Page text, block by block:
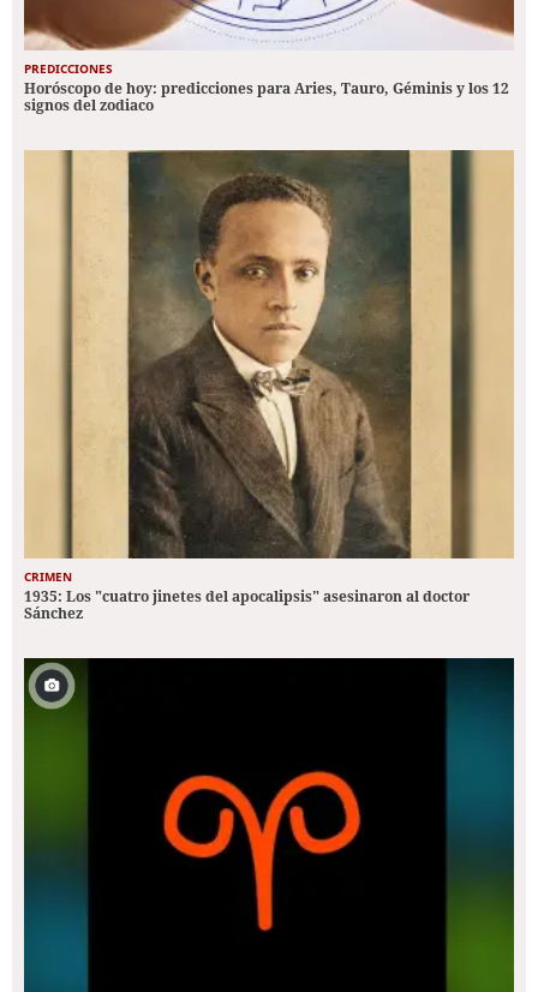
PREDICCIONES
Horóscopo de hoy: predicciones para Aries, Tauro, Géminis y los 12
signos del zodiaco
CRIMEN
1935: Los "cuatro jinetes del apocalipsis" asesinaron al doctor
Sánchez